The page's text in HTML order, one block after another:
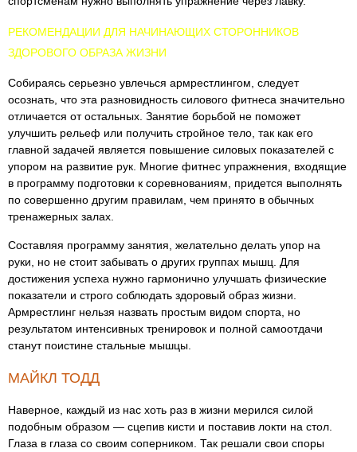
РЕКОМЕНДАЦИИ ДЛЯ НАЧИНАЮЩИХ СТОРОННИКОВ
ЗДОРОВОГО ОБРАЗА ЖИЗНИ
Собираясь серьезно увлечься армрестлингом, следует
осознать, что эта разновидность силового фитнеса значительно
отличается от остальных. Занятие борьбой не поможет
улучшить рельеф или получить стройное тело, так как его
главной задачей является повышение силовых показателей с
упором на развитие рук. Многие фитнес упражнения, входящие
в программу подготовки к соревнованиям, придется выполнять
по совершенно другим правилам, чем принято в обычных
тренажерных залах.
Составляя программу занятия, желательно делать упор на
руки, но не стоит забывать о других группах мышц. Для
достижения успеха нужно гармонично улучшать физические
показатели и строго соблюдать здоровый образ жизни.
Армрестлинг нельзя назвать простым видом спорта, но
результатом интенсивных тренировок и полной самоотдачи
станут поистине стальные мышцы.
МАЙКЛ ТОДД
Наверное, каждый из нас хоть раз в жизни мерился силой
подобным образом — сцепив кисти и поставив локти на стол.
Глаза в глаза со своим соперником. Так решали свои споры